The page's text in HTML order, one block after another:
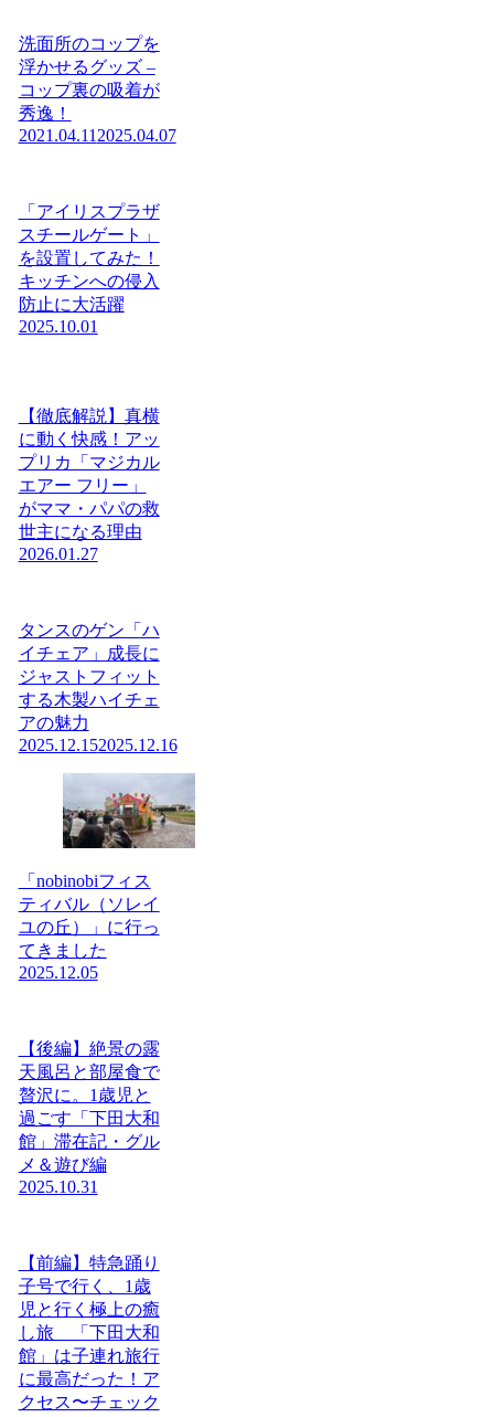
洗面所のコップを
浮かせるグッズ –
コップ裏の吸着が
秀逸！
2021.04.11 2025.04.07
「アイリスプラザ
スチールゲート」
を設置してみた！
キッチンへの侵入
防止に大活躍
2025.10.01
【徹底解説】真横
に動く快感！アッ
プリカ「マジカル
エアー フリー」
がママ・パパの救
世主になる理由
2026.01.27
タンスのゲン「ハ
イチェア」成長に
ジャストフィット
する木製ハイチェ
アの魅力
2025.12.152025.12.16
「nobinobiフィス
ティバル（ソレイ
ユの丘）」に行っ
てきました
2025.12.05
【後編】絶景の露
天風呂と部屋食で
贅沢に。1歳児と
過ごす「下田大和
館」滞在記・グル
メ＆遊び編
2025.10.31
【前編】特急踊り
子号で行く、1歳
児と行く極上の癒
し旅 「下田大和
館」は子連れ旅行
に最高だった！ア
クセス〜チェック